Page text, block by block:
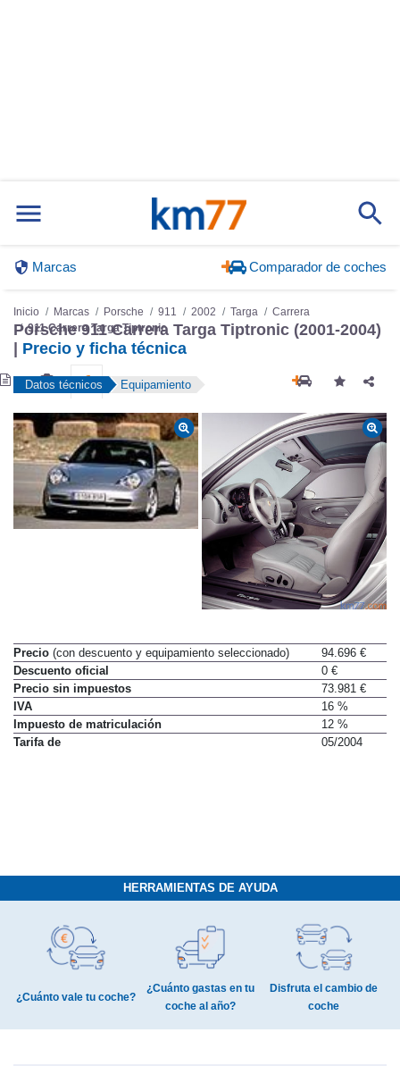
Marcas Comparador de coches
Inicio Marcas Porsche 911 2002 Targa
Carrera
911 Carrera Targa Tiptronic
Porsche 911 Carrera Targa Tiptronic (2001-2004)
Precio y ficha técnica
Datos técnicos Equipamiento
Precio (con descuento y equipamiento seleccionado)
94.696 €
Descuento oficial
0 €
Precio sin impuestos
73.981 €
IVA
16 %
Impuesto de matriculación
12 %
Tarifa de
05/2004
HERRAMIENTAS DE AYUDA
¿Cuánto vale tu coche?
¿Cuánto gastas en tu
coche al año?
Disfruta el cambio de
coche